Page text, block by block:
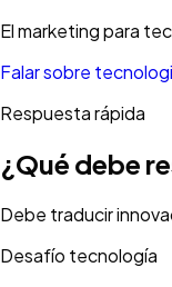
El marketing para
Falar sobre
Respuesta rápida
¿Qué debe
Debe traducir
Desafío tecnología